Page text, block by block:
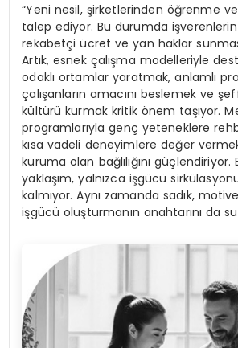
“Yeni nesil, şirketlerinden öğrenme
talep ediyor. Bu durumda işverenlerin
rekabetçi ücret ve yan haklar
Artık, esnek çalışma modelleriyle
odaklı ortamlar yaratmak, anlamlı
çalışanların amacını beslemek ve
kültürü kurmak kritik önem taşıyor.
programlarıyla genç yeteneklere
kısa vadeli deneyimlere değer
kuruma olan bağlılığını
yaklaşım, yalnızca işgücü
kalmıyor. Aynı zamanda sadık,
işgücü oluşturmanın anahtarını da